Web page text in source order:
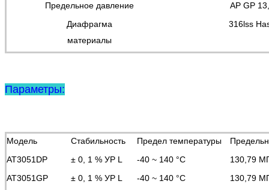
Предельное давление
AP GP
Диафрагма
материалы
316lss
Параметры:
Модель Стабильность Предел температуры
AT3051DP
± 0, 1 % УР L -40 ~ 140 °C
130,79
AT3051GP
± 0, 1 % УР L -40 ~ 140 °C 130,79